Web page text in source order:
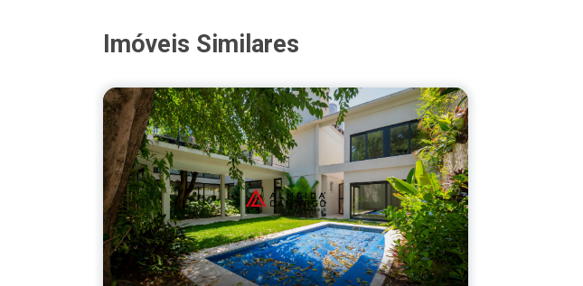
Imóveis Similares